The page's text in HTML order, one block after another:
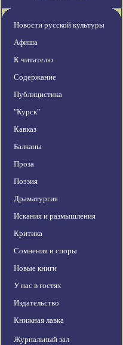
Новости русской культуры
Афиша
К читателю
Содержание
Публицистика
"Курск"
Кавказ
Балканы
Проза
Поэзия
Драматургия
Искания и размышления
Критика
Сомнения и споры
Новые книги
У нас в гостях
Издательство
Книжная лавка
Журнальный зал